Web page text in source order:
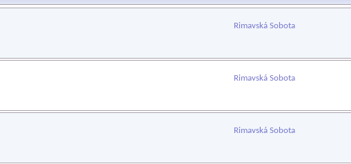
Rimavská Sobota
Rimavská Sobota
Rimavská Sobota